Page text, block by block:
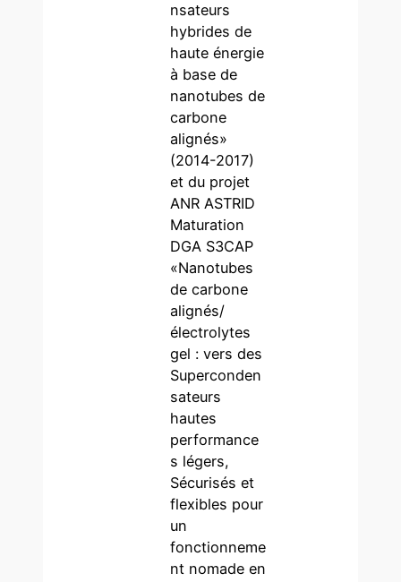
nsateurs
hybrides de
haute énergie
à base de
nanotubes de
carbone
alignés»
(2014-2017)
et du projet
ANR ASTRID
Maturation
DGA S3CAP
«Nanotubes
de carbone
alignés/
électrolytes
gel : vers des
Superconden
sateurs
hautes
performance
s légers,
Sécurisés et
flexibles pour
un
fonctionneme
nt nomade en